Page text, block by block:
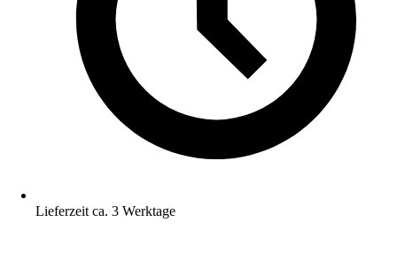
Lieferzeit ca. 3 Werktage